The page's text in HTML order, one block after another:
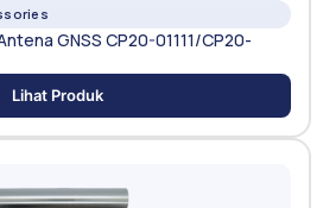
GNSS CP20-01111/CP20-
Lihat Produk